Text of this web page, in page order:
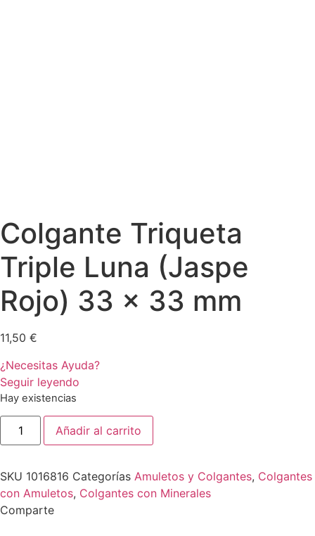
Colgante Triqueta
Triple Luna (Jaspe
Rojo) 33 x 33 mm
11,50 €
¿Necesitas Ayuda?
Seguir leyendo
Hay existencias
Colgante
Triqueta
Triple
Rojo)
33
x
33
Añadir al carrito
SKU 1016816 Categorías Amuletos y Colgantes, Colgantes
con Amuletos, Colgantes con Minerales
Comparte